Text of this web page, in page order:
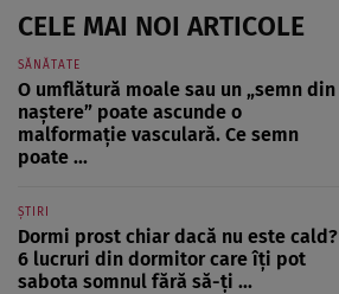
CELE MAI NOI ARTICOLE
SĂNĂTATE
O umflătură moale sau un „semn din
naștere” poate ascunde o
malformație vasculară. Ce semn
poate ...
ȘTIRI
Dormi prost chiar dacă nu este cald?
6 lucruri din dormitor care îți pot
sabota somnul fără să-ți ...